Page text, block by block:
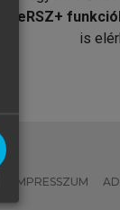
MeRSZ+
is
IMPRESSZUM